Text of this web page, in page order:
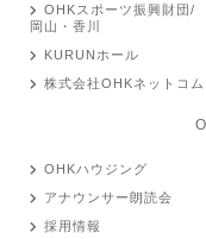
OHKスポーツ振興財団/
岡山・香川
KURUNホール
株式会社OHKネットコム
OHKハウジング
アナウンサー朗読会
採用情報